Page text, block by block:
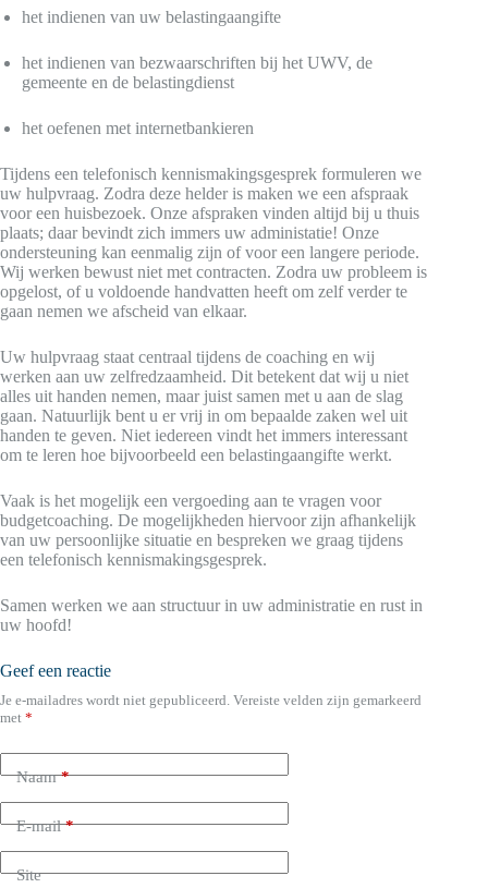
het indienen van uw belastingaangifte
het indienen van bezwaarschriften bij het UWV, de
gemeente en de belastingdienst
het oefenen met internetbankieren
Tijdens een telefonisch kennismakingsgesprek formuleren we
uw hulpvraag. Zodra deze helder is maken we een afspraak
voor een huisbezoek. Onze afspraken vinden altijd bij u thuis
plaats; daar bevindt zich immers uw administatie! Onze
ondersteuning kan eenmalig zijn of voor een langere periode.
Wij werken bewust niet met contracten. Zodra uw probleem is
opgelost, of u voldoende handvatten heeft om zelf verder te
gaan nemen we afscheid van elkaar.
Uw hulpvraag staat centraal tijdens de coaching en wij
werken aan uw zelfredzaamheid. Dit betekent dat wij u niet
alles uit handen nemen, maar juist samen met u aan de slag
gaan. Natuurlijk bent u er vrij in om bepaalde zaken wel uit
handen te geven. Niet iedereen vindt het immers interessant
om te leren hoe bijvoorbeeld een belastingaangifte werkt.
Vaak is het mogelijk een vergoeding aan te vragen voor
budgetcoaching. De mogelijkheden hiervoor zijn afhankelijk
van uw persoonlijke situatie en bespreken we graag tijdens
een telefonisch kennismakingsgesprek.
Samen werken we aan structuur in uw administratie en rust in
uw hoofd!
Geef een reactie
Je e-mailadres wordt niet gepubliceerd. Vereiste velden zijn gemarkeerd
met *
Naam*
E-mail*
Site